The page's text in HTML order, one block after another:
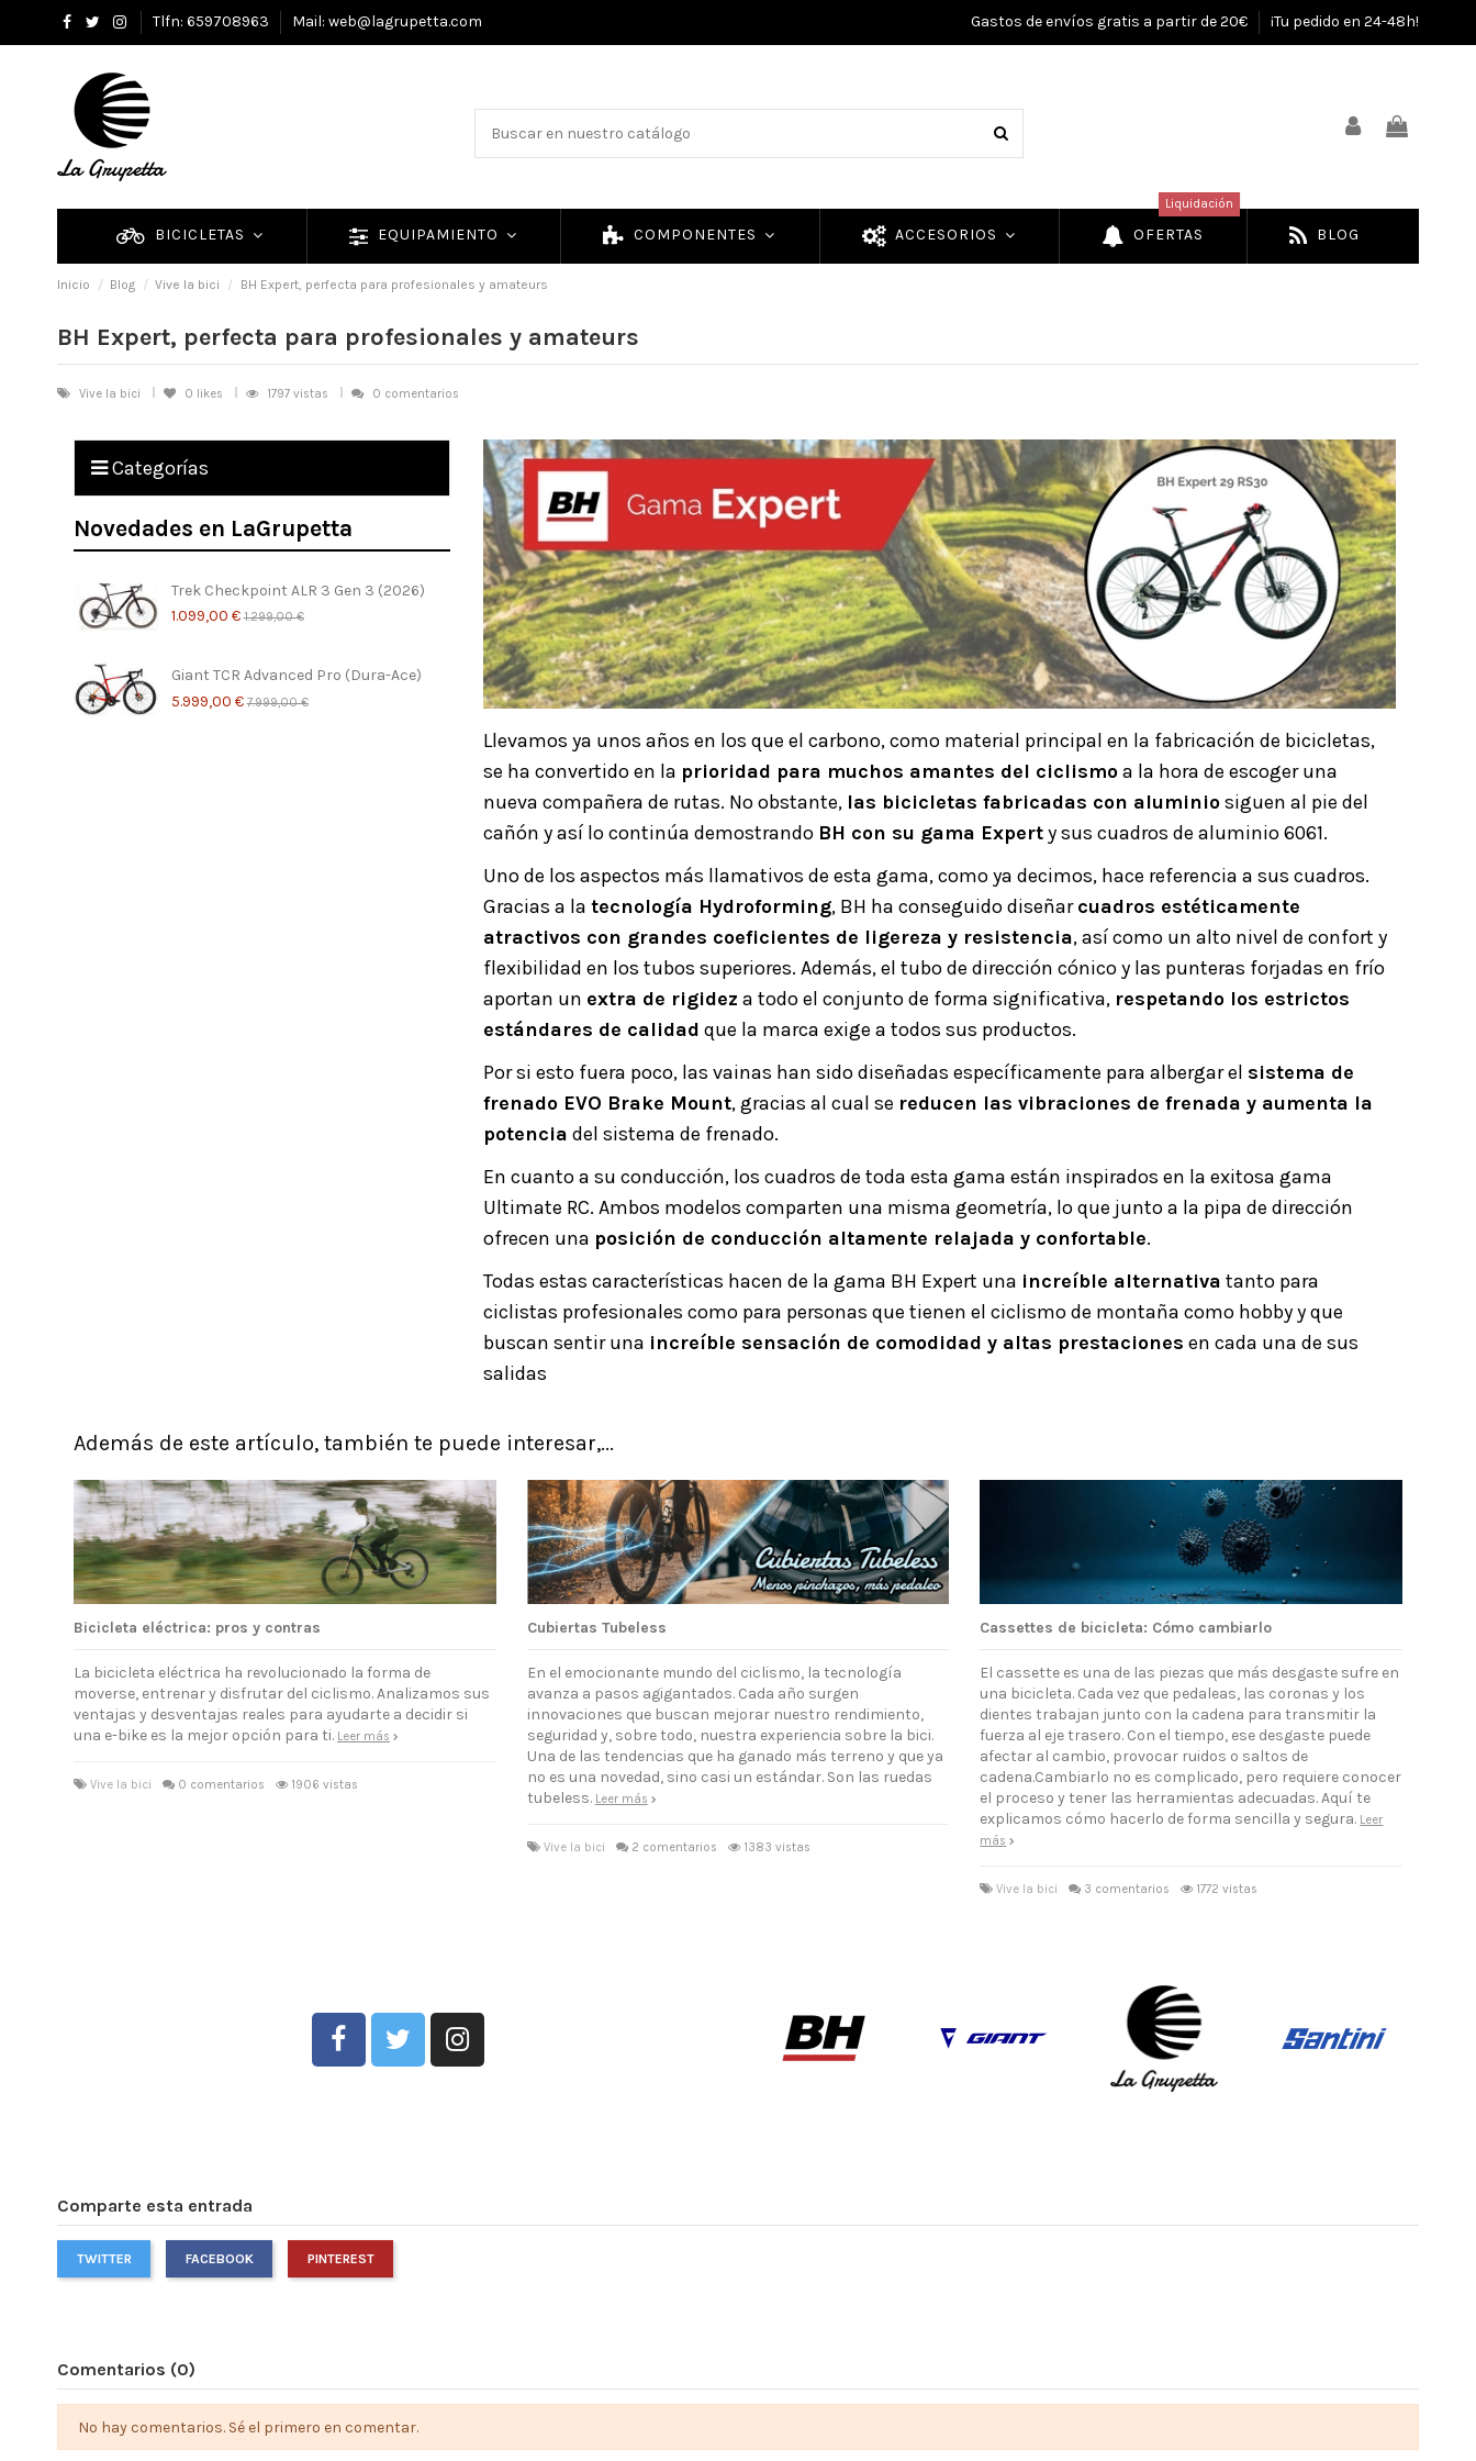
Tlfn: 659708963 Mail: web@lagrupetta.com Gastos de envíos gratis a partir de 20€ ¡Tu pedido en 24-48h!
BICICLETAS EQUIPAMIENTO COMPONENTES ACCESORIOS OFERTAS
Liquidación
BLOG
Inicio Blog Vive la bici BH Expert, perfecta para profesionales y amateurs
BH Expert, perfecta para profesionales y amateurs
Vive la bici 0 likes 1797 vistas 0 comentarios
Categorías
Novedades en LaGrupetta
Trek Checkpoint ALR 3 Gen 3 (2026)
1.099,00 € 1.299,00 €
Giant TCR Advanced Pro (Dura-Ace)
5.999,00 € 7.999,00 €
Llevamos ya unos años en los que el carbono, como material principal en la fabricación de bicicletas,
se ha convertido en la prioridad para muchos amantes del ciclismoa la hora de escoger una
nueva compañera de rutas. No obstante, las bicicletas fabricadas con aluminiosiguen al pie del
cañón y así lo continúa demostrando BH con su gama Experty sus cuadros de aluminio 6061.
Uno de los aspectos más llamativos de esta gama, como ya decimos, hace referencia a sus cuadros.
Gracias a latecnología Hydroforming, BH ha conseguido diseñarcuadros estéticamente
atractivos con grandes coeficientes de ligereza y resistencia, así como un alto nivel de confort y
flexibilidad en los tubos superiores. Además, el tubo de dirección cónico y las punteras forjadas en frío
aportan un extra de rigidez a todo el conjunto de forma significativa, respetando los estrictos
estándares de calidad que la marca exige a todos sus productos.
Por si esto fuera poco, las vainas han sido diseñadas específicamente para albergar el sistema de
frenado EVO Brake Mount, gracias al cual se reducen las vibraciones de frenada y aumenta la
potencia del sistema de frenado.
En cuanto a su conducción, los cuadros de toda esta gama están inspirados en la exitosa gama
Ultimate RC. Ambos modelos comparten una misma geometría, lo que junto a la pipa de dirección
ofrecen una posición de conducción altamente relajada y confortable.
Todas estas características hacen de la gama BH Expert una increíble alternativa tanto para
ciclistas profesionales como para personas que tienen el ciclismo de montaña como hobby y que
buscan sentir una increíble sensación de comodidad y altas prestaciones en cada una de sus
salidas
Además de este artículo, también te puede interesar,...
Bicicleta eléctrica: pros y contras
La bicicleta eléctrica ha revolucionado la forma de
moverse, entrenar y disfrutar del ciclismo. Analizamos sus
ventajas y desventajas reales para ayudarte a decidir si
una e-bike es la mejor opción para ti. Leer más
Vive la bici 0 comentarios 1906 vistas
Cubiertas Tubeless
En el emocionante mundo del ciclismo, la tecnología
avanza a pasos agigantados. Cada año surgen
innovaciones que buscan mejorar nuestro rendimiento,
seguridad y, sobre todo, nuestra experiencia sobre la bici.
Una de las tendencias que ha ganado más terreno y que ya
no es una novedad, sino casi un estándar. Son las ruedas
tubeless. Leer más
Vive la bici 2 comentarios 1383 vistas
Cassettes de bicicleta: Cómo cambiarlo
El cassette es una de las piezas que más desgaste sufre en
una bicicleta. Cada vez que pedaleas, las coronas y los
dientes trabajan junto con la cadena para transmitir la
fuerza al eje trasero. Con el tiempo, ese desgaste puede
afectar al cambio, provocar ruidos o saltos de
cadena.Cambiarlo no es complicado, pero requiere conocer
el proceso y tener las herramientas adecuadas. Aquí te
explicamos cómo hacerlo de forma sencilla y segura. Leer
más
Vive la bici 3 comentarios 1772 vistas
Comparte esta entrada
TWITTER FACEBOOK PINTEREST
Comentarios (0)
No hay comentarios. Sé el primero en comentar.